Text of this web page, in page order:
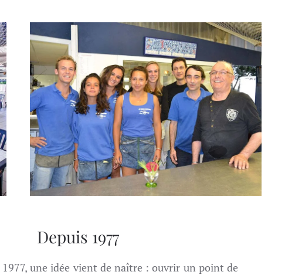
Depuis 1977
1977, une idée vient de naître : ouvrir un point de